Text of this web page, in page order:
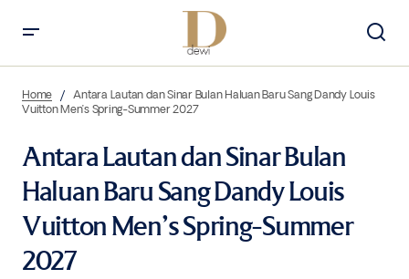
Men’s Spring-Summer 2027
Home
Antara Lautan dan Sinar Bulan Haluan Baru Sang Dandy Louis
Vuitton Men’s Spring-Summer 2027
Antara Lautan dan Sinar Bulan
Haluan Baru Sang Dandy Louis
Vuitton Men’s Spring-Summer
2027